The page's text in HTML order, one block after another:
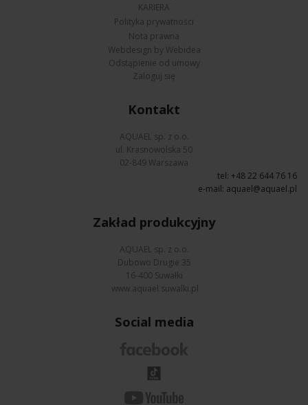
KARIERA
Polityka prywatności
Nota prawna
Webdesign by Webidea
Odstąpienie od umowy
Zaloguj się
Kontakt
AQUAEL sp. z o.o.
ul. Krasnowolska 50
02-849 Warszawa
tel: +48 22 644 76 16
e-mail: aquael@aquael.pl
Zakład produkcyjny
AQUAEL sp. z o.o.
Dubowo Drugie 35
16-400 Suwałki
www.aquael.suwalki.pl
Social media